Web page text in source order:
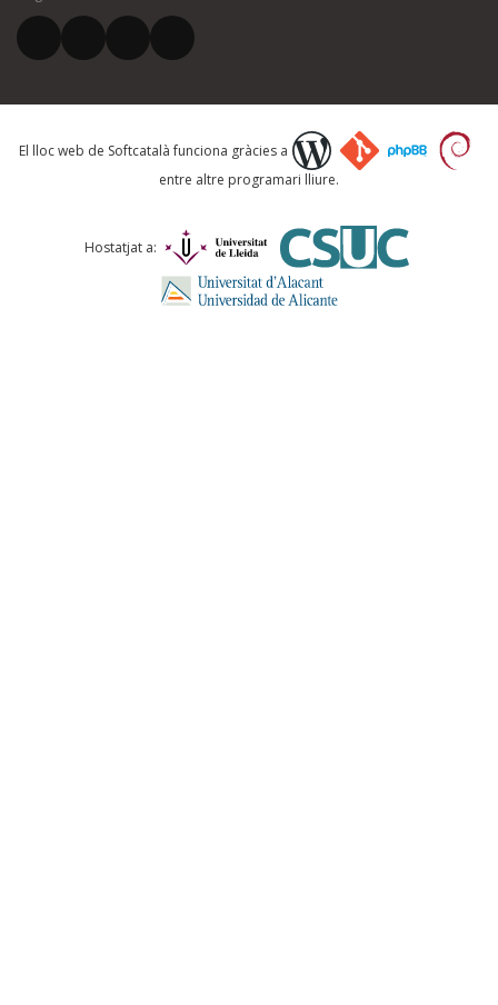
El vostre correu electrònic *
Què proposeu?
Comentari *
El lloc web de Softcatalà funciona gràcies a
entre altre programari lliure.
Hostatjat a: